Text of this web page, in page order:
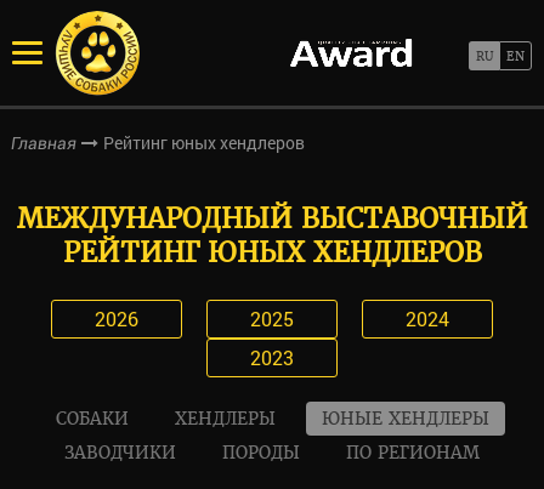
Главная Рейтинг юных хендлеров
МЕЖДУНАРОДНЫЙ ВЫСТАВОЧНЫЙ
РЕЙТИНГ ЮНЫХ ХЕНДЛЕРОВ
2026 2025
2024
2023
СОБАКИ ХЕНДЛЕРЫ
ЮНЫЕ ХЕНДЛЕРЫ
ЗАВОДЧИКИ
ПОРОДЫ ПО РЕГИОНАМ